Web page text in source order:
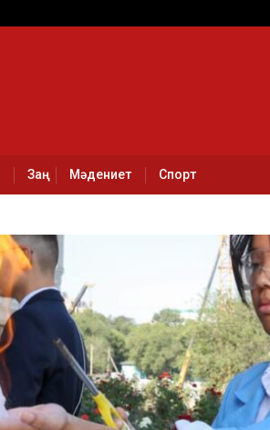
Заң Мәдениет Спорт